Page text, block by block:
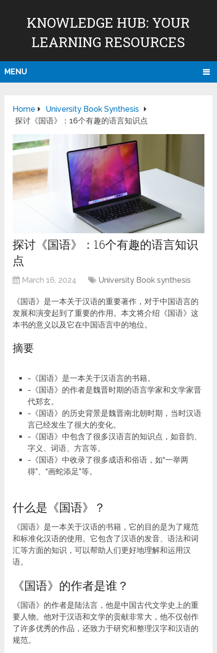
KNOWLEDGE HUB: YOUR
LEARNING RESOURCES
MENU
Home
University Book Synthesis
探讨《国语》：16个有趣的语言知识点
探讨《国语》：16个有趣的语言知识
点
March 16, 2024 University Book synthesis
《国语》是一本关于汉语的重要著作，对于中国语言的
发展和演变起到了重要的作用。本文将介绍《国语》这
本书的意义以及它在中国语言中的地位。
摘要
-《国语》是一本关于汉语言的书籍。
-《国语》的作者是魏晋时期的语言学家和文学家晋
代郑玄。
-《国语》的历史背景是魏晋南北朝时期，当时汉语
言已经发生了很大的变化。
-《国语》中包含了很多汉语言的知识点，如音韵、
字义、词语、方言等。
-《国语》中收录了很多成语和俗语，如“一举两
得”、“画蛇添足”等。
什么是《国语》？
《国语》是一本关于汉语的书籍，它的目的是为了规范
和标准化汉语的使用。它包含了汉语的发音、语法和词
汇等方面的知识，可以帮助人们更好地理解和运用汉
语。
《国语》的作者是谁？
《国语》的作者是陆法言，他是中国古代文学史上的重
要人物。他对于汉语和文学的贡献非常大，他不仅创作
了许多优秀的作品，还致力于研究和整理汉字和汉语的
规范。